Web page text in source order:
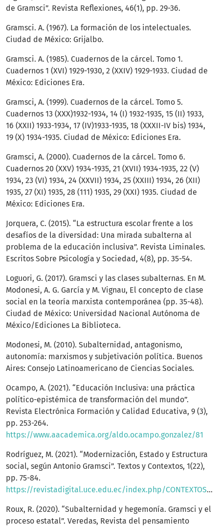
de Gramsci”. Revista Reflexiones, 46(1), pp. 29-36.
Gramsci. A. (1967). La formación de los intelectuales.
Ciudad de México: Grijalbo.
Gramsci. A. (1985). Cuadernos de la cárcel. Tomo 1.
Cuadernos 1 (XVI) 1929-1930, 2 (XXIV) 1929-1933. Ciudad de
México: Ediciones Era.
Gramsci, A. (1999). Cuadernos de la cárcel. Tomo 5.
Cuadernos 13 (XXX)1932-1934, 14 (I) 1932-1935, 15 (II) 1933,
16 (XXII) 1933-1934, 17 (IV)1933-1935, 18 (XXXII-IV bis) 1934,
19 (X) 1934-1935. Ciudad de México: Ediciones Era.
Gramsci, A. (2000). Cuadernos de la cárcel. Tomo 6.
Cuadernos 20 (XXV) 1934-1935, 21 (XVII) 1934-1935, 22 (V)
1934, 23 (VI) 1934, 24 (XXVII) 1934, 25 (XXIII) 1934, 26 (XII)
1935, 27 (XI) 1935, 28 (111) 1935, 29 (XXI) 1935. Ciudad de
México: Ediciones Era.
Jorquera, C. (2015). “La estructura escolar frente a los
desafíos de la diversidad: Una mirada subalterna al
problema de la educación inclusiva”. Revista Liminales.
Escritos Sobre Psicología y Sociedad, 4(8), pp. 35-54.
Loguori, G. (2017). Gramsci y las clases subalternas. En M.
Modonesi, A. G. García y M. Vignau, El concepto de clase
social en la teoría marxista contemporánea (pp. 35-48).
Ciudad de México: Universidad Nacional Autónoma de
México/Ediciones La Biblioteca.
Modonesi, M. (2010). Subalternidad, antagonismo,
autonomía: marxismos y subjetivación política. Buenos
Aires: Consejo Latinoamericano de Ciencias Sociales.
Ocampo, A. (2021). “Educación Inclusiva: una práctica
político-epistémica de transformación del mundo”.
Revista Electrónica Formación y Calidad Educativa, 9 (3),
pp. 253-264.
https://www.aacademica.org/aldo.ocampo.gonzalez/81
Rodríguez, M. (2021). “Modernización, Estado y Estructura
social, según Antonio Gramsci”. Textos y Contextos, 1(22),
pp. 75-84.
https://revistadigital.uce.edu.ec/index.php/CONTEXTOS/article/view/2474/3662
Roux, R. (2020). “Subalternidad y hegemonía. Gramsci y el
proceso estatal”. Veredas, Revista del pensamiento